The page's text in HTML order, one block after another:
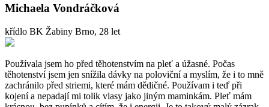
Michaela Vondráčková
křídlo BK Žabiny Brno, 28 let
Používala jsem ho před těhotenstvím na pleť a úžasné. Počas
těhotenství jsem jen snížila dávky na poloviční a myslím, že i to mně
zachránilo před striemi, které mám dědičné. Používam i teď při
kojení a nepadají mi tolik vlasy jako jiným maminkám. Pleť mám